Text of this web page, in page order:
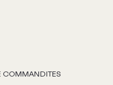
COMMANDITES